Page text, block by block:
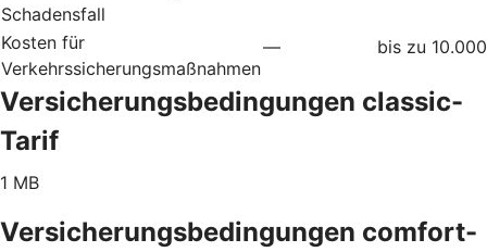
Schadensfall
Kosten für
Verkehrssicherungsmaßnahmen
— bis zu
Versicherungsbedingungen classic-
Tarif
1 MB
Versicherungsbedingungen comfort-